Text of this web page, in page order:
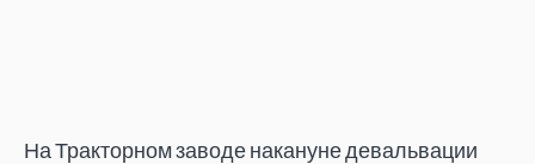
На Тракторном заводе накануне девальвации